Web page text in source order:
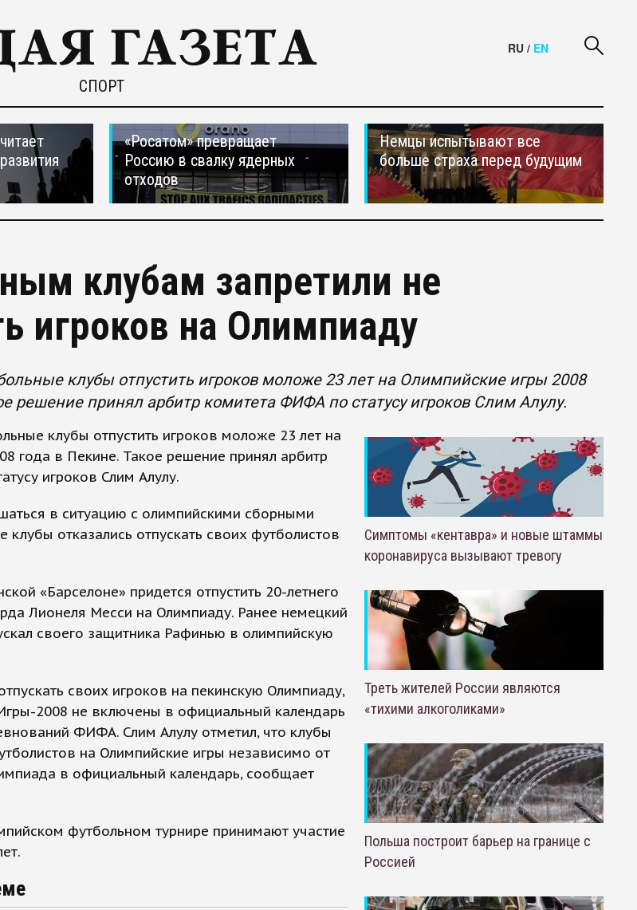
СПОРТ
RU / EN
«Росатом» превращает
Россию в свалку ядерных
отходов
Немцы испытывают все
больше страха перед будущим
клубам запретили не
игроков на Олимпиаду
клубы отпустить игроков моложе 23 лет на Олимпийские игры 2008
решение принял арбитр комитета ФИФА по статусу игроков Слим Алулу.
клубы отпустить игроков моложе 23 лет на
года в Пекине. Такое решение принял арбитр
игроков Слим Алулу.
в ситуацию с олимпийскими сборными
клубы отказались отпускать своих футболистов
«Барселоне» придется отпустить 20-летнего
Лионеля Месси на Олимпиаду. Ранее немецкий
своего защитника Рафинью в олимпийскую
своих игроков на пекинскую Олимпиаду,
2008 не включены в официальный календарь
ФИФА. Слим Алулу отметил, что клубы
на Олимпийские игры независимо от
в официальный календарь, сообщает
футбольном турнире принимают участие
Симптомы «кентавра» и новые штаммы
коронавируса вызывают тревогу
Треть жителей России являются
«тихими алкоголиками»
Польша построит барьер на границе с
Россией